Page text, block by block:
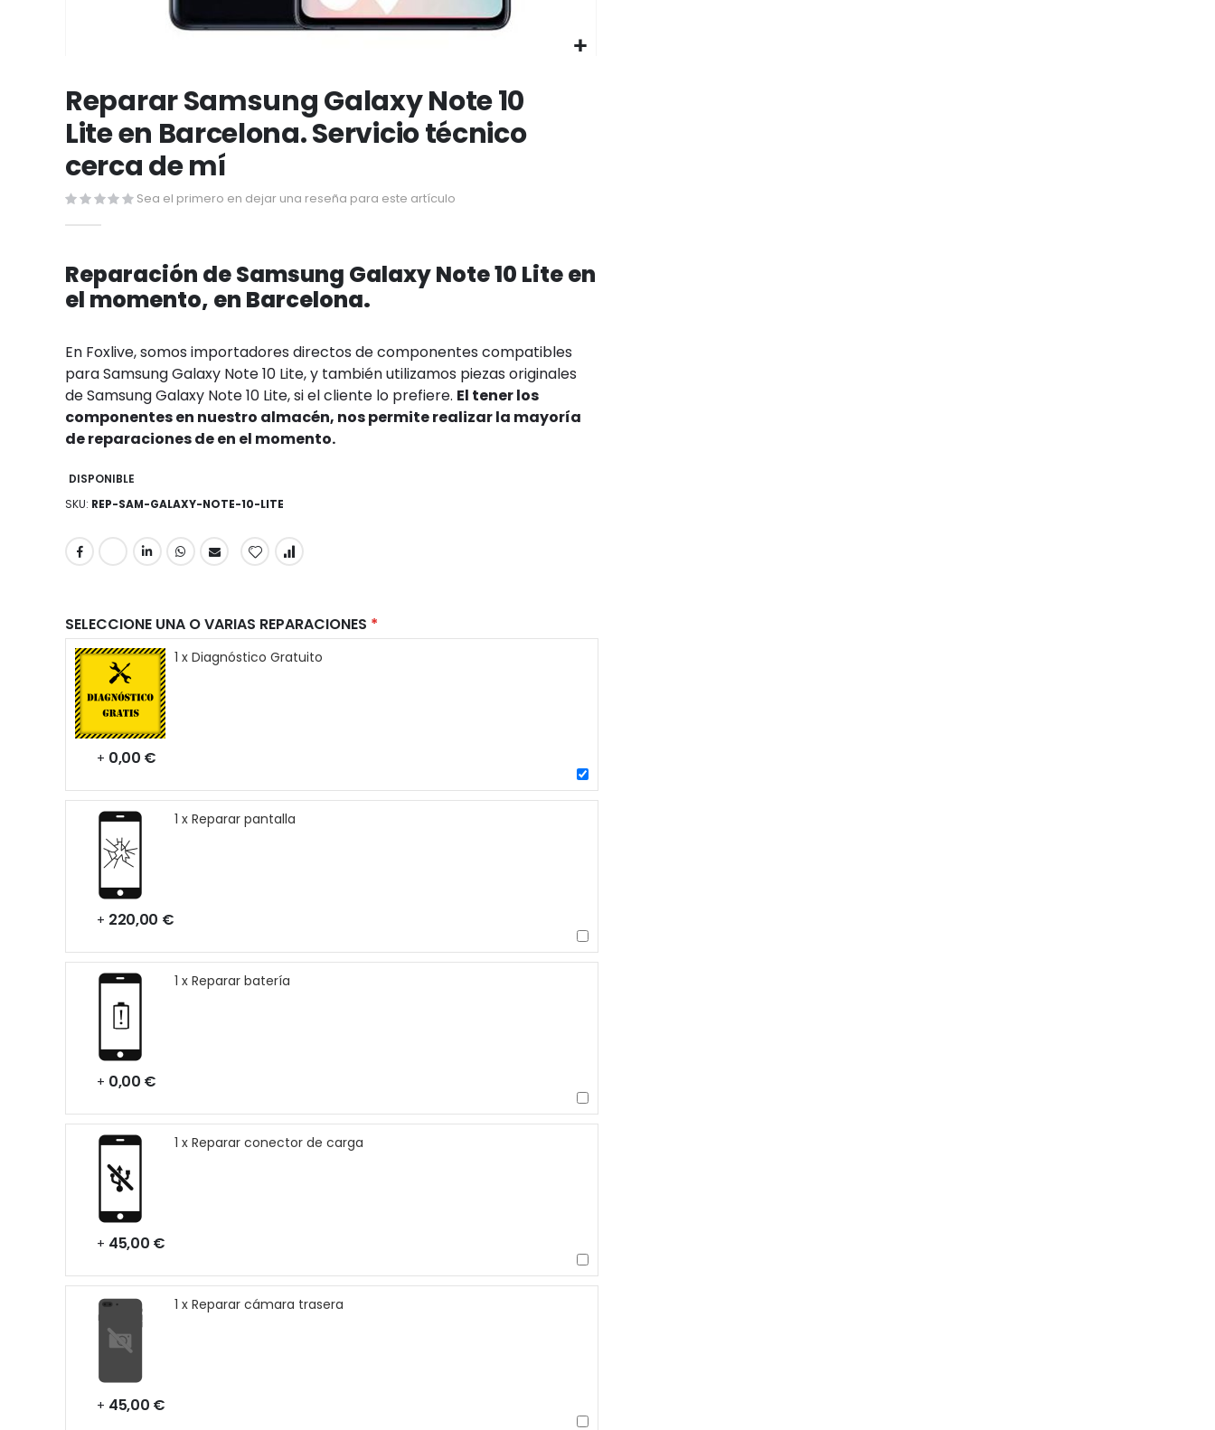
al
comienzo
de
galería
de
Reparar Samsung Galaxy Note 10
Lite en Barcelona. Servicio técnico
cerca de mí
Sea el primero en dejar una reseña para este artículo
Reparación de Samsung Galaxy Note 10 Lite en
el momento, en Barcelona.
En Foxlive, somos importadores directos de componentes compatibles
para Samsung Galaxy Note 10 Lite, y también utilizamos piezas originales
de Samsung Galaxy Note 10 Lite, si el cliente lo prefiere. El tener los
componentes en nuestro almacén, nos permite realizar la mayoría
de reparaciones de en el momento.
DISPONIBLE
SKU REP-SAM-GALAXY-NOTE-10-LITE
SELECCIONE UNA O VARIAS REPARACIONES
1 x Diagnóstico Gratuito
+ 0,00 €
1 x Reparar pantalla
+ 220,00 €
1 x Reparar batería
+ 0,00 €
1 x Reparar conector de carga
+ 45,00 €
1 x Reparar cámara trasera
+ 45,00 €